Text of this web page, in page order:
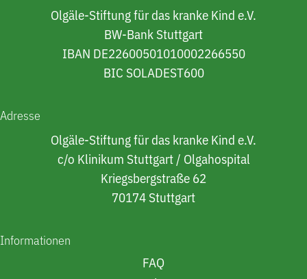
Olgäle-Stiftung für das kranke Kind e.V.
BW-Bank Stuttgart
IBAN DE22600501010002266550
BIC SOLADEST600
Adresse
Olgäle-Stiftung für das kranke Kind e.V.
c/o Klinikum Stuttgart / Olgahospital
Kriegsbergstraße 62
70174 Stuttgart
Informationen
FAQ